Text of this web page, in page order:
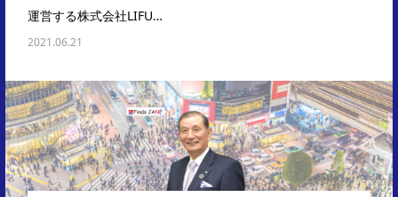
運営する株式会社LIFU…
2021.06.21